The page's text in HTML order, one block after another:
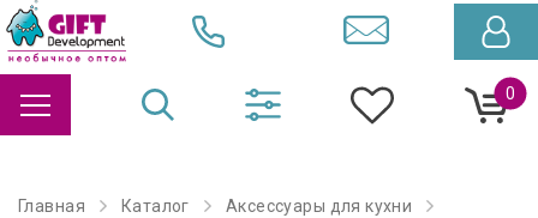
0
Главная Каталог
Аксессуары для кухни